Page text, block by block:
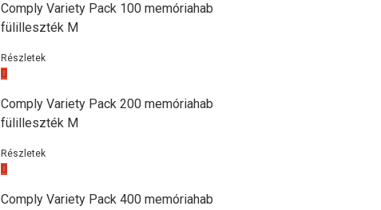
Comply Variety Pack 100 memóriahab
fülilleszték M
Részletek
Comply Variety Pack 200 memóriahab
fülilleszték M
Részletek
Comply Variety Pack 400 memóriahab